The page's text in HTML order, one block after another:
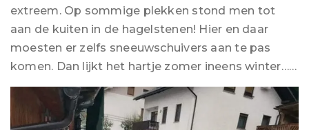
extreem. Op sommige plekken stond men tot
aan de kuiten in de hagelstenen! Hier en daar
moesten er zelfs sneeuwschuivers aan te pas
komen. Dan lijkt het hartje zomer ineens winter……